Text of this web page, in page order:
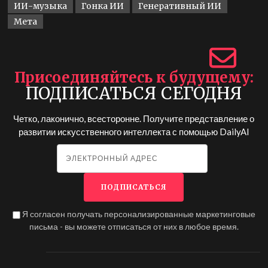
ИИ-музыка Гонка ИИ
Генеративный ИИ
Мета
Присоединяйтесь к будущему
ПОДПИСАТЬСЯ СЕГОДНЯ
Четко, лаконично, всесторонне. Получите представление о
развитии искусственного интеллекта с помощью DailyAI
Я согласен получать персонализированные маркетинговые
письма - вы можете отписаться от них в любое время.